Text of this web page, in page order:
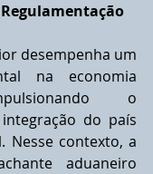
desempenha um
na economia
o
do país
Nesse contexto, a
aduaneiro